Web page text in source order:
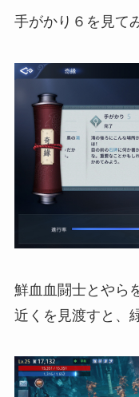
手がかり６を見て
鮮血血闘士とやら
近くを見渡すと、